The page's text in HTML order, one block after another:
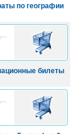
по географии
билеты
В
КОРЗИНУ
В
КОРЗИНУ